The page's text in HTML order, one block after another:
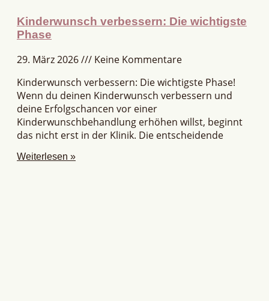
Kinderwunsch verbessern: Die wichtigste
Phase
29. März 2026
Keine Kommentare
Kinderwunsch verbessern: Die wichtigste Phase!
Wenn du deinen Kinderwunsch verbessern und
deine Erfolgschancen vor einer
Kinderwunschbehandlung erhöhen willst, beginnt
das nicht erst in der Klinik. Die entscheidende
Weiterlesen »